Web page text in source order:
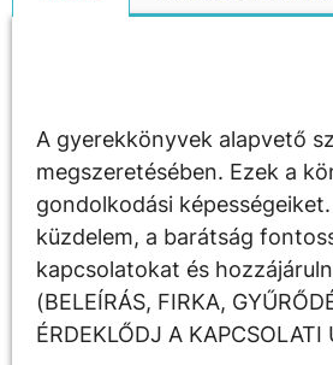
A gyerekkönyvek alapvető
megszeretésében. Ezek a
gondolkodási
küzdelem, a barátság
kapcsolatokat és
(BELEÍRÁS, FIRKA,
ÉRDEKLŐDJ A KAPCSOLATI